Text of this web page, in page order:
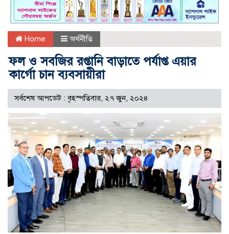
Home অর্থনীতি
ফল ও সবজির রপ্তানি বাড়াতে পর্যাপ্ত এয়ার
কার্গো চান ব্যবসায়ীরা
সর্বশেষ আপডেট : বৃহস্পতিবার, ২৭ জুন, ২০২৪